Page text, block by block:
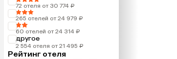
72 отеля от 30 774 ₽
265 отелей от 24 979 ₽
60 отелей от 24 314 ₽
другое
2 554 отеля от 21 495 ₽
Рейтинг отеля